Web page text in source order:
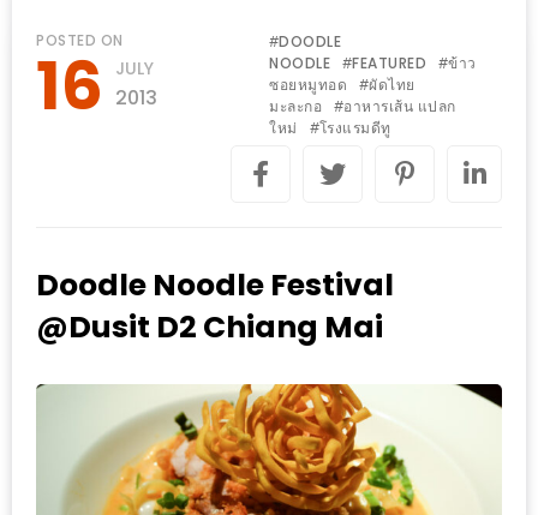
ความ
เป็น
เล่น
กัน
…
งาน
ครบ
ครั้ง
ช้อป
POSTED ON
16 JULY
2013
#DOODLE
NOODLE
#FEATURED #ข้าว
ซอยหมูทอด
#ผัดไทย
มะละกอ
#อาหารเส้น แปลก
ใหม่
#โรงแรมดีทู
Doodle Noodle Festival
@Dusit D2 Chiang Mai